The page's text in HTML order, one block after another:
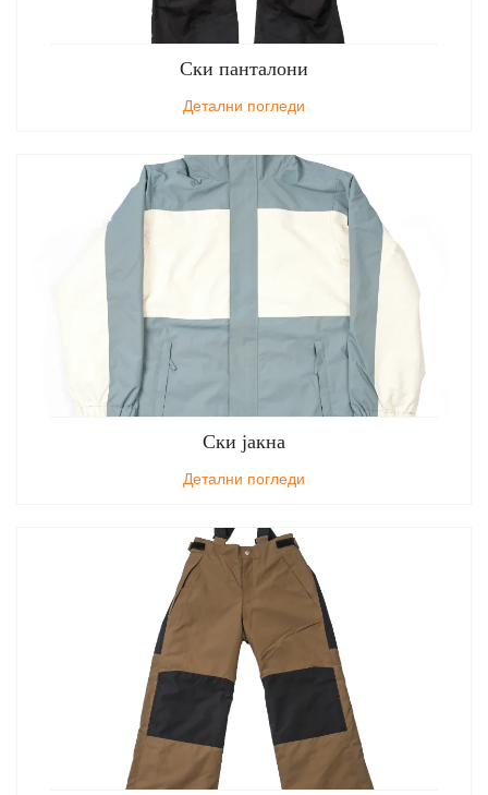
Ски панталони
Детални погледи
Ски јакна
Детални погледи